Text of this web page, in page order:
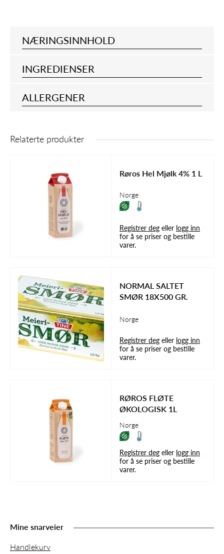
NÆRINGSINNHOLD
INGREDIENSER
ALLERGENER
Relaterte produkter
Røros Hel Mjølk 4% 1 L
Norge
Registrer deg eller logg inn
for å se priser og bestille
varer.
NORMAL SALTET
SMØR 18X500 GR.
Norge
Registrer deg eller logg inn
for å se priser og bestille
varer.
RØROS FLØTE
ØKOLOGISK 1L
Norge
Registrer deg eller logg inn
for å se priser og bestille
varer.
Mine snarveier
Handlekurv